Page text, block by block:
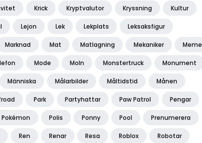
Krick Kryptvalutor Kryssning Kultur
Lejon Lek Lekplats Leksaksfigur
Marknad Mat Matlagning Mekaniker Meme
Mode Moln Monstertruck Monument
Människa Målarbilder Måltidstid Månen
Park Partyhattar Paw Patrol Pengar
Pokémon Polis Ponny Pool Prenumerera
Ren Renar Resa Roblox Robotar